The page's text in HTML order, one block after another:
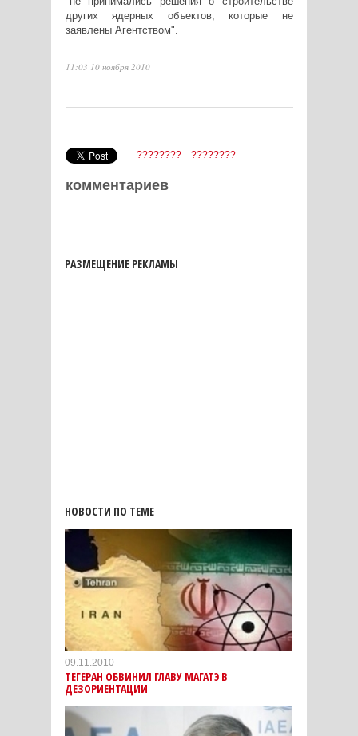
других ядерных объектов, которые не
заявлены Агентством".
11:03 10 ноября 2010
???????? ????????
комментариев
РАЗМЕЩЕНИЕ РЕКЛАМЫ
НОВОСТИ ПО ТЕМЕ
09.11.2010
ТЕГЕРАН ОБВИНИЛ ГЛАВУ МАГАТЭ В
ДЕЗОРИЕНТАЦИИ